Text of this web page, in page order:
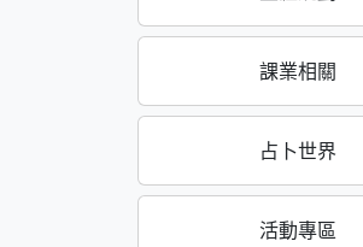
課業相關
占卜世界
活動專區